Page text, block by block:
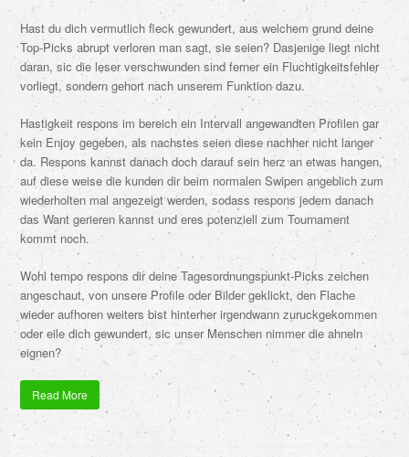
Hast du dich vermutlich fleck gewundert, aus welchem grund deine
Top-Picks abrupt verloren man sagt, sie seien? Dasjenige liegt nicht
daran, sic die leser verschwunden sind ferner ein Fluchtigkeitsfehler
vorliegt, sondern gehort nach unserem Funktion dazu.
Hastigkeit respons im bereich ein Intervall angewandten Profilen gar
kein Enjoy gegeben, als nachstes seien diese nachher nicht langer
da. Respons kannst danach doch darauf sein herz an etwas hangen,
auf diese weise die kunden dir beim normalen Swipen angeblich zum
wiederholten mal angezeigt werden, sodass respons jedem danach
das Want gerieren kannst und eres potenziell zum Tournament
kommt noch.
Wohl tempo respons dir deine Tagesordnungspunkt-Picks zeichen
angeschaut, von unsere Profile oder Bilder geklickt, den Flache
wieder aufhoren weiters bist hinterher irgendwann zuruckgekommen
oder eile dich gewundert, sic unser Menschen nimmer die ahneln
eignen?
Read More